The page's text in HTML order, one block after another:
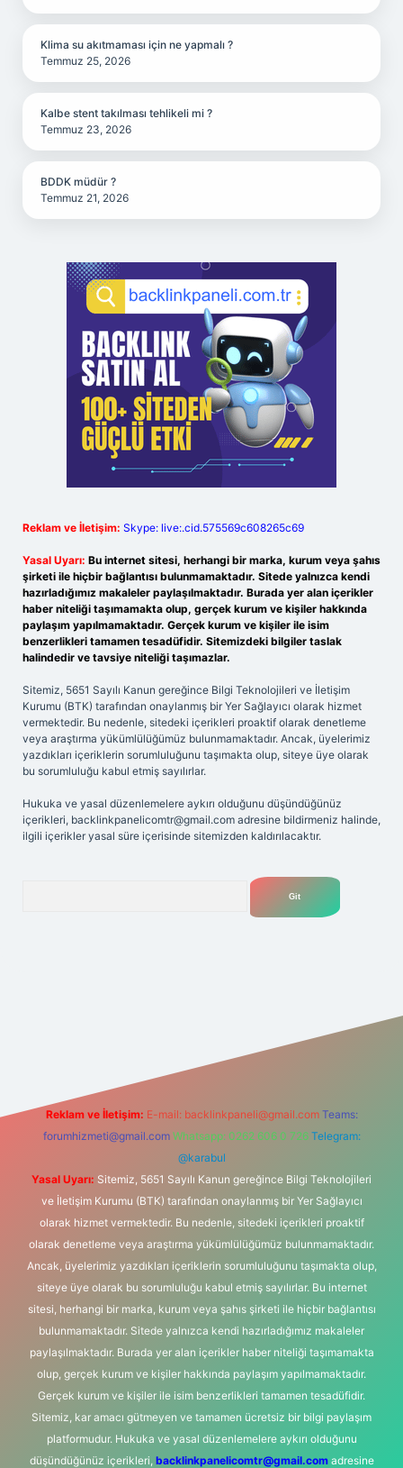
Klima su akıtmaması için ne yapmalı ?
Temmuz 25, 2026
Kalbe stent takılması tehlikeli mi ?
Temmuz 23, 2026
BDDK müdür ?
Temmuz 21, 2026
Reklam ve İletişim: Skype: live:.cid.575569c608265c69
Yasal Uyarı: Bu internet sitesi, herhangi bir marka, kurum veya şahıs
şirketi ile hiçbir bağlantısı bulunmamaktadır. Sitede yalnızca kendi
hazırladığımız makaleler paylaşılmaktadır. Burada yer alan içerikler
haber niteliği taşımamakta olup, gerçek kurum ve kişiler hakkında
paylaşım yapılmamaktadır. Gerçek kurum ve kişiler ile isim
benzerlikleri tamamen tesadüfidir. Sitemizdeki bilgiler taslak
halindedir ve tavsiye niteliği taşımazlar.
Sitemiz, 5651 Sayılı Kanun gereğince Bilgi Teknolojileri ve İletişim
Kurumu (BTK) tarafından onaylanmış bir Yer Sağlayıcı olarak hizmet
vermektedir. Bu nedenle, sitedeki içerikleri proaktif olarak denetleme
veya araştırma yükümlülüğümüz bulunmamaktadır. Ancak, üyelerimiz
yazdıkları içeriklerin sorumluluğunu taşımakta olup, siteye üye olarak
bu sorumluluğu kabul etmiş sayılırlar.
Hukuka ve yasal düzenlemelere aykırı olduğunu düşündüğünüz
içerikleri, backlinkpanelicomtr@gmail.com adresine bildirmeniz halinde,
ilgili içerikler yasal süre içerisinde sitemizden kaldırılacaktır.
Reklam ve İletişim: E-mail: backlinkpaneli@gmail.com Teams:
forumhizmeti@gmail.com Whatsapp: 0262 606 0 726 Telegram:
@karabul
Yasal Uyarı: Sitemiz, 5651 Sayılı Kanun gereğince Bilgi Teknolojileri
ve İletişim Kurumu (BTK) tarafından onaylanmış bir Yer Sağlayıcı
olarak hizmet vermektedir. Bu nedenle, sitedeki içerikleri proaktif
olarak denetleme veya araştırma yükümlülüğümüz bulunmamaktadır.
Ancak, üyelerimiz yazdıkları içeriklerin sorumluluğunu taşımakta olup,
siteye üye olarak bu sorumluluğu kabul etmiş sayılırlar. Bu internet
sitesi, herhangi bir marka, kurum veya şahıs şirketi ile hiçbir bağlantısı
bulunmamaktadır. Sitede yalnızca kendi hazırladığımız makaleler
paylaşılmaktadır. Burada yer alan içerikler haber niteliği taşımamakta
olup, gerçek kurum ve kişiler hakkında paylaşım yapılmamaktadır.
Gerçek kurum ve kişiler ile isim benzerlikleri tamamen tesadüfidir.
Sitemiz, kar amacı gütmeyen ve tamamen ücretsiz bir bilgi paylaşım
platformudur. Hukuka ve yasal düzenlemelere aykırı olduğunu
düşündüğünüz içerikleri, backlinkpanelicomtr@gmail.comadresine